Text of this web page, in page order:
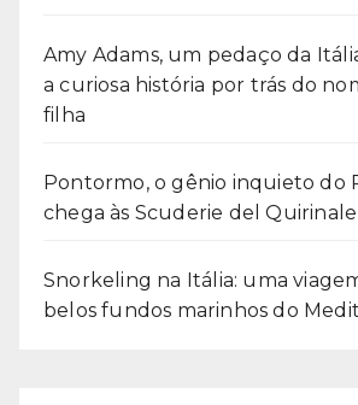
Amy Adams, um pedaço da
a curiosa história por trás do
filha
Pontormo, o gênio inquieto do
chega às Scuderie del Quirinale
Snorkeling na Itália: uma
belos fundos marinhos do